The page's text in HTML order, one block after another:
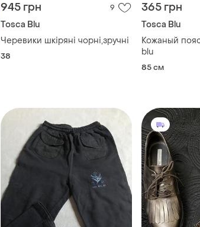
945 грн 9
Tosca Blu
Черевики шкіряні чорні,зручні
38
365 грн
Tosca Blu
Кожаный
blu
85 см